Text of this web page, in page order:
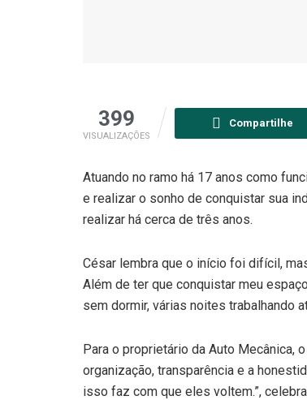
399
VISUALIZAÇÕES
Compartilhe
Atuando no ramo há 17 anos como
e realizar o sonho de conquistar sua
realizar há cerca de três anos.
César lembra que o início foi difícil,
Além de ter que conquistar meu
sem dormir, várias noites trabalhando
Para o proprietário da Auto Mecânica,
organização, transparência e a
isso faz com que eles voltem.”,